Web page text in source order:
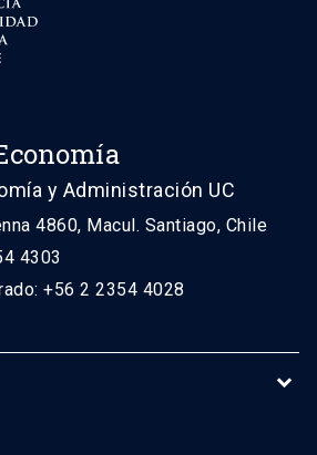
y Administración UC
4860, Macul. Santiago, Chile
4303
+56 2 2354 4028